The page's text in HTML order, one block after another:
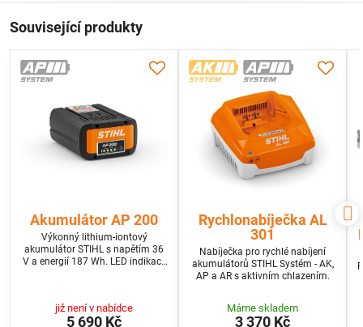
Související produkty
Akumulátor AP 200
Výkonný lithium-iontový
akumulátor STIHL s napětím 36
V a energií 187 Wh. LED indikace
již není v nabídce
5 690 Kč
Rychlonabíječka AL
301
Nabíječka pro rychlé nabíjení
akumulátorů STIHL Systém - AK,
AP a AR s aktivním chlazením.
Máme skladem
3 370 Kč